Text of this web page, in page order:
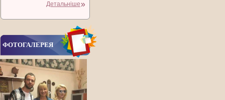
Детальніше
ФОТОГАЛЕРЕЯ